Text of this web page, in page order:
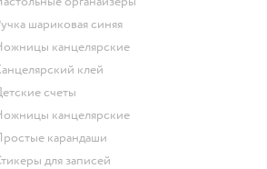
Ручка шариковая синяя
Ножницы канцелярские
Канцелярский клей
Детские счеты
Ножницы канцелярские
Простые карандаши
Стикеры для записей